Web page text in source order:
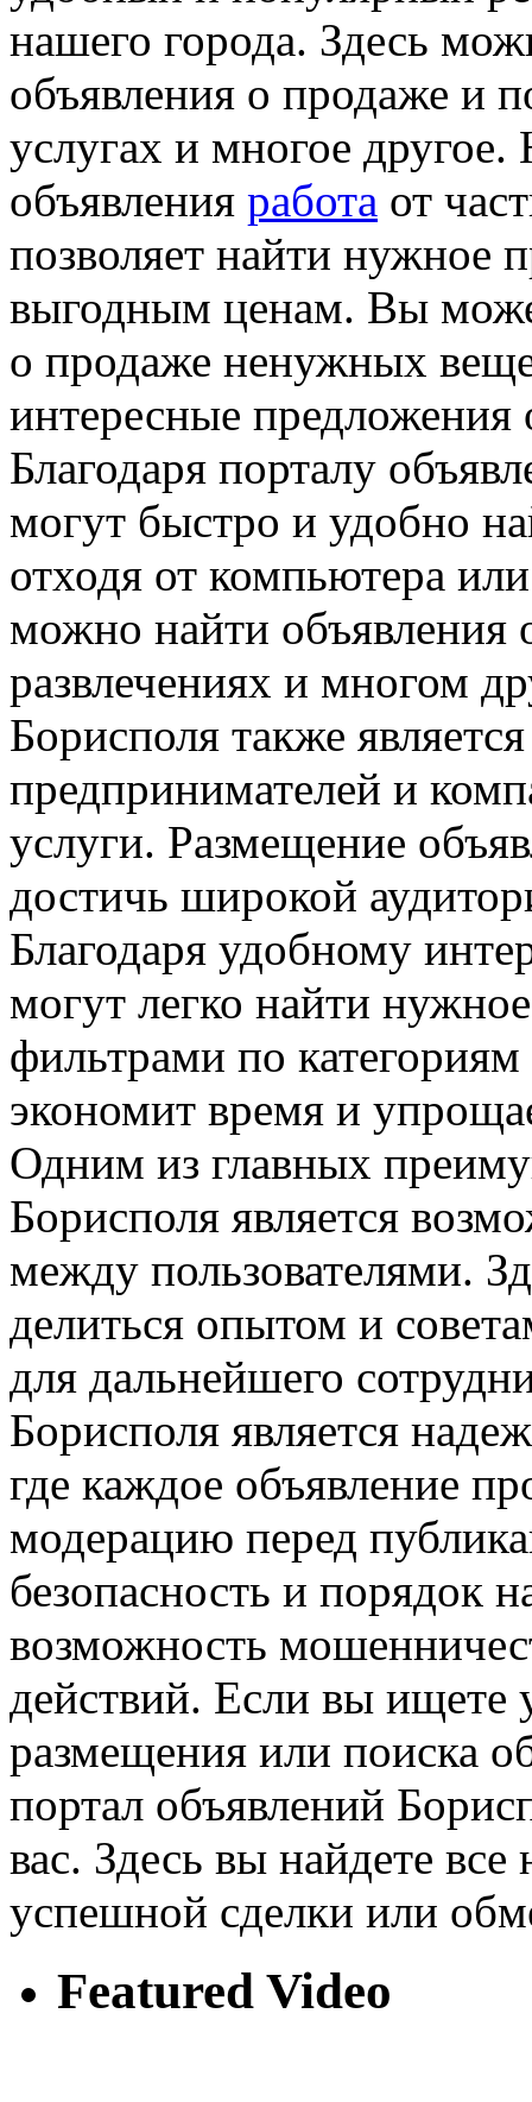
нашего города. Здесь
объявления о продаже и
услугах и многое другое.
объявления работа от
позволяет найти нужное
выгодным ценам. Вы
о продаже ненужных
интересные предложения
Благодаря порталу
могут быстро и удобно
отходя от компьютера
можно найти объявления
развлечениях и многом
Борисполя также
предпринимателей и
услуги. Размещение
достичь широкой
Благодаря удобному
могут легко найти
фильтрами по
экономит время и
Одним из главных
Борисполя является
между пользователями.
делиться опытом и
для дальнейшего
Борисполя является
где каждое объявление
модерацию перед
безопасность и порядок
возможность
действий. Если вы
размещения или поиска
портал объявлений
вас. Здесь вы найдете
успешной сделки или
Featured Video